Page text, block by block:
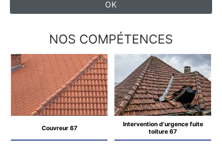
NOS COMPÉTENCES
Couvreur 67
Intervention d'urgence fuite
toiture 67